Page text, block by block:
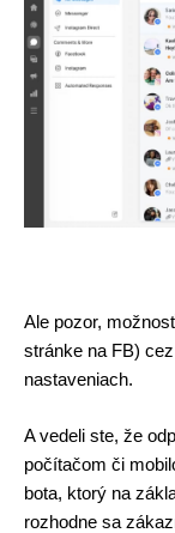
Ale pozor,
stránke na FB)
nastaveniach.
A vedeli ste, že
počítačom či
bota, ktorý na
rozhodne sa